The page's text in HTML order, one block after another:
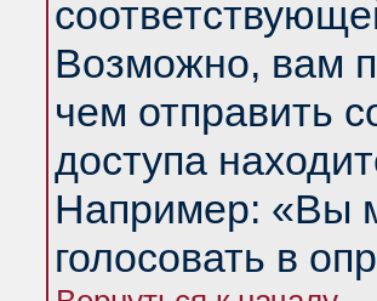
Возможно, вам
чем отправить
доступа
Например: «Вы
голосовать в